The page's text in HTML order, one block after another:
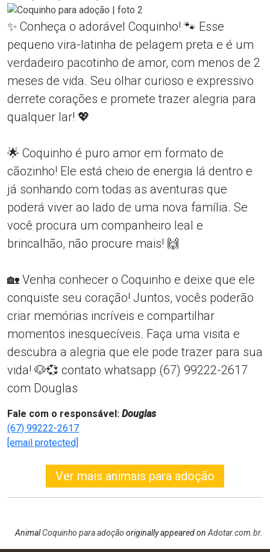
✨ Conheça o adorável Coquinho! 🐾 Esse
pequeno vira-latinha de pelagem preta e é um
verdadeiro pacotinho de amor, com menos de 2
meses de vida. Seu olhar curioso e expressivo
derrete corações e promete trazer alegria para
qualquer lar! 💖
🌟 Coquinho é puro amor em formato de
cãozinho! Ele está cheio de energia lá dentro e
já sonhando com todas as aventuras que
poderá viver ao lado de uma nova família. Se
você procura um companheiro leal e
brincalhão, não procure mais! 🙌
🏡 Venha conhecer o Coquinho e deixe que ele
conquiste seu coração! Juntos, vocês poderão
criar memórias incríveis e compartilhar
momentos inesquecíveis. Faça uma visita e
descubra a alegria que ele pode trazer para sua
vida! 🐶💞 contato whatsapp (67) 99222-2617
com Douglas
Fale com o responsável: Douglas
(67) 99222-2617
[email protected]
Ver mais animais para adoção
AnimalCoquinho para adoção originally appeared onAdotar.com.br.